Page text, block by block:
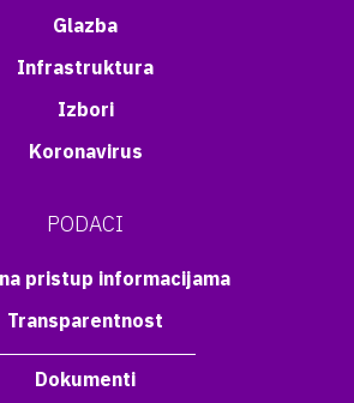
Glazba
Infrastruktura
Izbori
Koronavirus
PODACI
pristup informacijama
Transparentnost
Dokumenti